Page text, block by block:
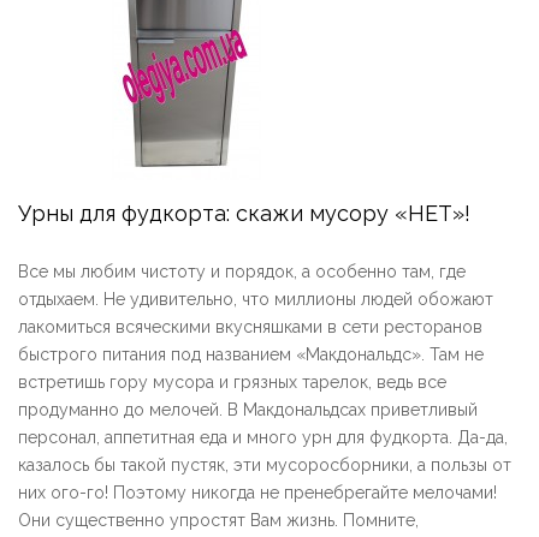
Урны для фудкорта: скажи мусору «НЕТ»!
Все мы любим чистоту и порядок, а особенно там, где
отдыхаем. Не удивительно, что миллионы людей обожают
лакомиться всяческими вкусняшками в сети ресторанов
быстрого питания под названием «Макдональдс». Там не
встретишь гору мусора и грязных тарелок, ведь все
продуманно до мелочей. В Макдональдсах приветливый
персонал, аппетитная еда и много урн для фудкорта. Да-да,
казалось бы такой пустяк, эти мусоросборники, а пользы от
них ого-го! Поэтому никогда не пренебрегайте мелочами!
Они существенно упростят Вам жизнь. Помните,